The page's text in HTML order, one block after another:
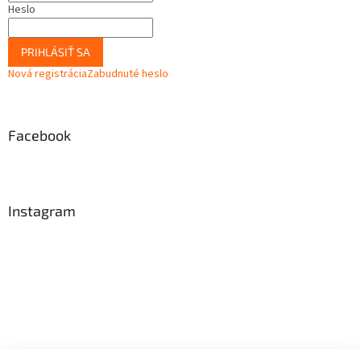
Heslo
PRIHLÁSIŤ SA
Nová registráciaZabudnuté heslo
Facebook
Instagram